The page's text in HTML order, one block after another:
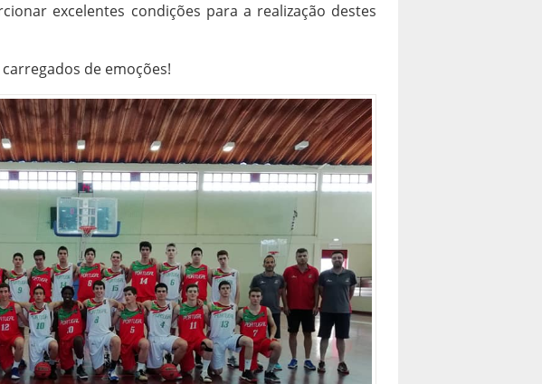
excelentes condições para a realização destes
de emoções!